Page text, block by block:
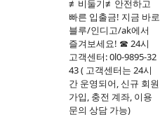
≢비둘기≢안전하고
빠른 입출금! 지금 바로
블루/인디고/ak에서
즐겨보세요! ☎ 24시
고객센터: 0l0-9895-32
43 ( 고객센터는 24시
간 운영되어, 신규 회원
가입, 충전 계좌, 이용
문의 상담 가능)